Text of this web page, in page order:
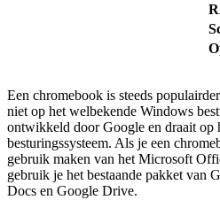
Een chromebook is steeds
niet op het welbekende Windows
ontwikkeld door Google en draait op
besturingssysteem. Als je een
gebruik maken van het Microsoft
gebruik je het bestaande pakket van
Docs en Google Drive.